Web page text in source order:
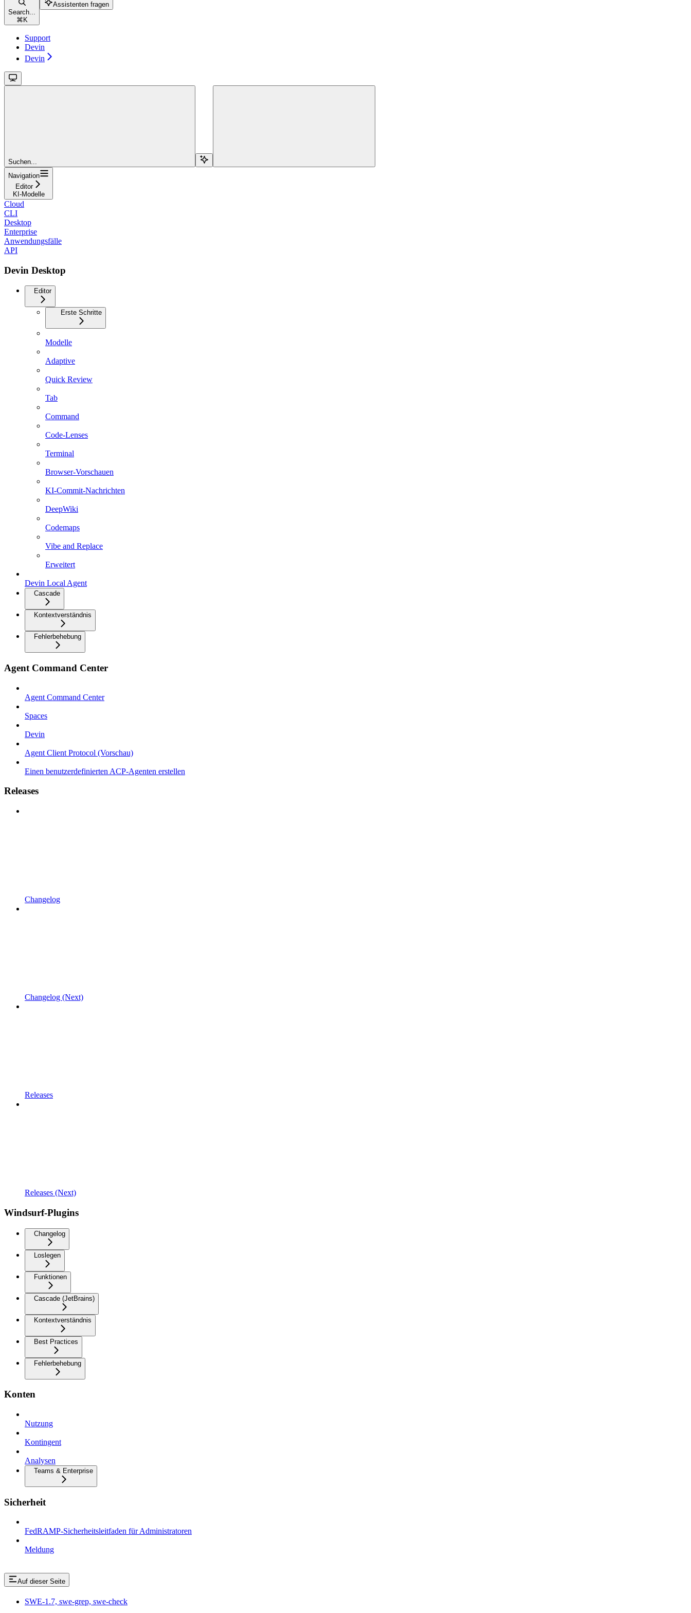
Search...
⌘ K
Assistenten fragen
Support
Devin
Devin
Suchen...
Navigation
Editor
KI-Modelle
Cloud
CLI
Desktop
Enterprise
Anwendungsfälle
API
Devin Desktop
Editor
Erste Schritte
Modelle
Adaptive
Quick Review
Tab
Command
Code-Lenses
Terminal
Browser-Vorschauen
KI-Commit-Nachrichten
DeepWiki
Codemaps
Vibe and Replace
Erweitert
Devin Local Agent
Cascade
Kontextverständnis
Fehlerbehebung
Agent Command Center
Agent Command Center
Spaces
Devin
Agent Client Protocol (Vorschau)
Einen benutzerdefinierten ACP-Agenten erstellen
Releases
Changelog
Changelog (Next)
Releases
Releases (Next)
Windsurf-Plugins
Changelog
Loslegen
Funktionen
Cascade (JetBrains)
Kontextverständnis
Best Practices
Fehlerbehebung
Konten
Nutzung
Kontingent
Analysen
Teams & Enterprise
Sicherheit
FedRAMP-Sicherheitsleitfaden für Administratoren
Meldung
Auf dieser Seite
SWE-1.7, swe-grep, swe-check